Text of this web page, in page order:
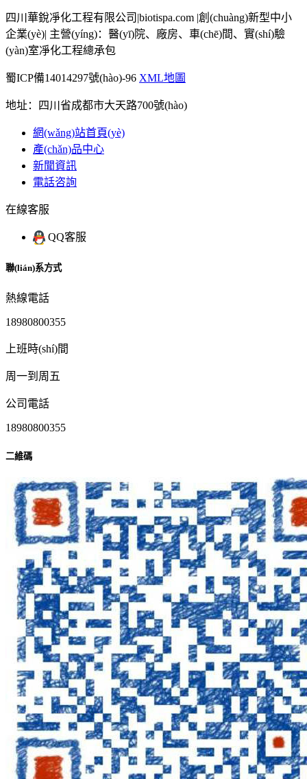
四川華銳凈化工程有限公司|biotispa.com |創(chuàng)新型中小
企業(yè)| 主營(yíng)：醫(yī)院、廠房、車(chē)間、實(shí)驗
(yàn)室凈化工程總承包
蜀ICP備14014297號(hào)-96 XML地圖
地址：四川省成都市大天路700號(hào)
網(wǎng)站首頁(yè)
產(chǎn)品中心
新聞資訊
電話咨詢
在線客服
QQ客服
聯(lián)系方式
熱線電話
18980800355
上班時(shí)間
周一到周五
公司電話
18980800355
二維碼